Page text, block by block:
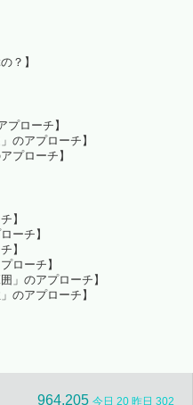
？】
ローチ】
のアプローチ】
プローチ】
】
ーチ】
】
ローチ】
」のアプローチ】
のアプローチ】
964,205 今日 20 昨日 302